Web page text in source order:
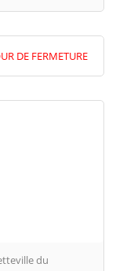
DE FERMETURE
du